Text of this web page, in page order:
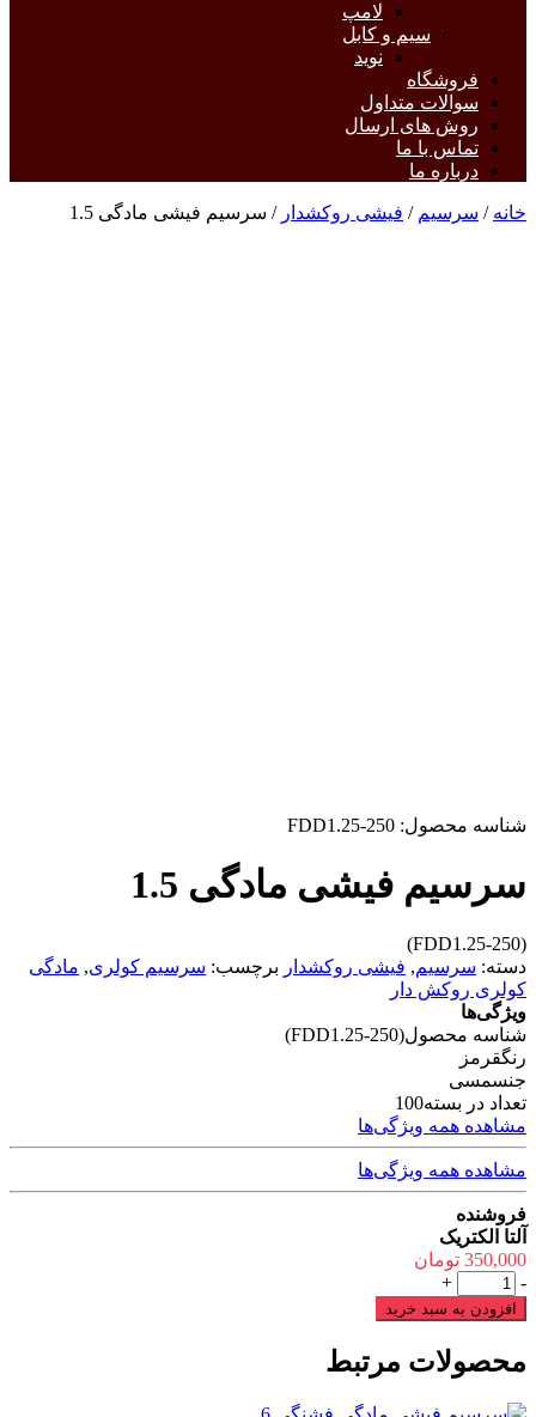
لامپ
سیم و کابل
نوید
فروشگاه
سوالات متداول
روش های ارسال
تماس با ما
درباره ما
خانه / سرسیم / فیشی روکشدار / سرسیم فیشی مادگی 1.5
شناسه محصول: FDD1.25-250
سرسیم فیشی مادگی 1.5
(FDD1.25-250)
دسته: سرسیم, فیشی روکشدار برچسب: سرسیم کولری, مادگی
کولری روکش دار
ویژگی‌ها
شناسه محصول(FDD1.25-250)
رنگقرمز
جنسمسی
تعداد در بسته100
مشاهده همه ویژگی‌ها
مشاهده همه ویژگی‌ها
فروشنده
آلتا الکتریک
350,000 تومان
سرسیم
فیشی
مادگی
عدد
-
+
افزودن به سبد خرید
محصولات مرتبط